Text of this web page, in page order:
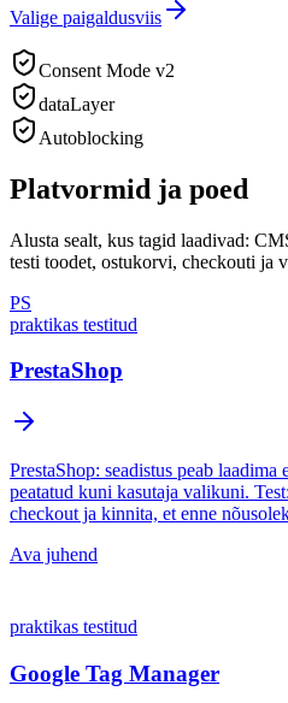
Valige paigaldusviis
Consent Mode v2
dataLayer
Autoblocking
Platvormid ja poed
Alusta sealt, kus tagid laadivad:
testi toodet, ostukorvi, checkouti ja
PS
praktikas testitud
PrestaShop
PrestaShop: seadistus peab
peatatud kuni kasutaja valikuni.
checkout ja kinnita, et enne
Ava juhend
praktikas testitud
Google Tag Manager